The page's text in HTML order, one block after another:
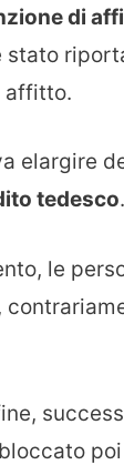
di
stato
affitto.
elargire
tedesco.
le